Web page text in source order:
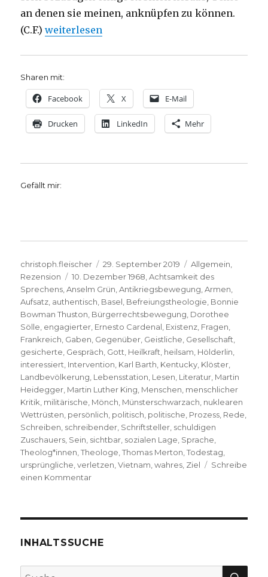
an denen sie meinen, anknüpfen zu können.
(C.F.)„Im Abstand von der Welt sich für die Welt
weiterlesen
Sharen mit:
Facebook X E-Mail
Drucken LinkedIn Mehr
Gefällt mir:
Autor
christoph.fleischer
Veröffentlicht
am
29. September 2019 Kategorien
Allgemein
Rezension
Schlagwörter
10. Dezember 1968 ,Achtsamkeit des
Sprechens ,Anselm Grün ,Antikriegsbewegung ,Armen
Aufsatz authentisch Basel Befreiungstheologie Bonnie
Bowman Thuston Bürgerrechtsbewegung Dorothee
Sölle engagierter Ernesto Cardenal Existenz Fragen
Frankreich Gaben Gegenüber Geistliche Gesellschaft
gesicherte Gespräch Gott Heilkraft heilsam Hölderlin
interessiert Intervention Karl Barth Kentucky Klöster
Landbevölkerung Lebensstation Lesen Literatur Martin
Heidegger Martin Luther King Menschen menschlicher
Kritik militärische Mönch Münsterschwarzach nuklearen
Wettrüsten persönlich politisch politische Prozess Rede
Schreiben schreibender Schriftsteller schuldigen
Zuschauers Sein sichtbar sozialen Lage Sprache
Theolog*innen ,Theologe ,Thomas Merton ,Todestag
ursprüngliche ,verletzen ,Vietnam ,wahres Ziel
Schreibe
einen Kommentarzu
Welt
für
INHALTSSUCHE
Suche